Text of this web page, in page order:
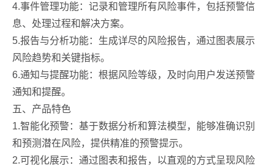
4.事件管理功能：记录和管理所有风险事件，包括预警信
息、处理过程和解决方案。
5.报告与分析功能：生成详尽的风险报告，通过图表展示
风险趋势和关键指标。
6.通知与提醒功能：根据风险等级，及时向用户发送预警
通知和提醒。
五、产品特色
1.智能化预警：基于数据分析和算法模型，能够准确识别
和预测潜在风险，提供精准的预警提示。
2.可视化展示：通过图表和报告，以直观的方式呈现风险